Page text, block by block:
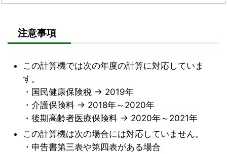
注意事項
この計算機では次の年度の計算に対応していま
す。
・国民健康保険税 → 2019年
・介護保険料 → 2018年～2020年
・後期高齢者医療保険料 → 2020年～2021年
この計算機は次の場合には対応していません。
・申告書第三表や第四表がある場合